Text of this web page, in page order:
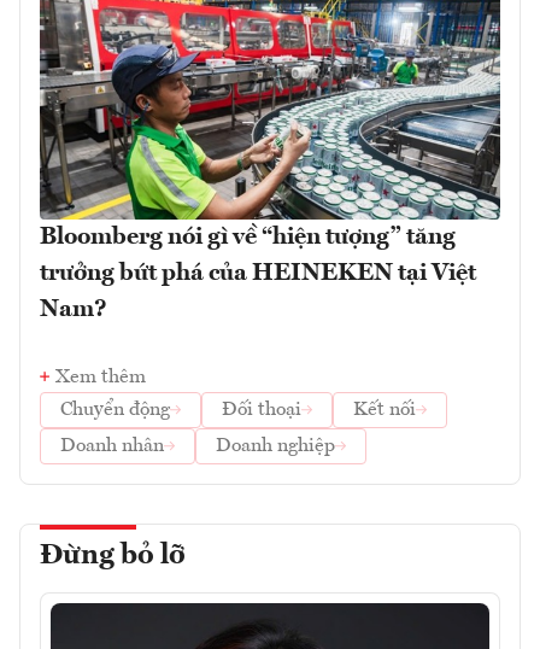
Bloomberg nói gì về “hiện tượng” tăng
trưởng bứt phá của HEINEKEN tại Việt
Nam?
Xem thêm
Chuyển động
Đối thoại
Kết nối
Doanh nhân
Doanh nghiệp
Đừng bỏ lỡ